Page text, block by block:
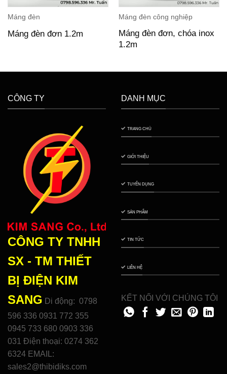
Máng đèn
Máng đèn đơn 1.2m
Máng đèn công nghiệp
Máng đèn đơn, chóa inox
1.2m
CÔNG TY
CÔNG TY TNHH
SX - TM THIẾT
BỊ ĐIỆN KIM
SANG Di động: 0798
596 336 0931 772 355
0945 733 680 0903 336
031 Điện thoại: 0274 362
6324 EMAIL:
sales2@thibidiks.com
DANH MỤC
TRANG CHỦ
GIỚI THIỆU
TUYỂN DỤNG
SẢN PHẨM
TIN TỨC
LIÊN HỆ
KẾT NỐI VỚI CHÚNG TÔI